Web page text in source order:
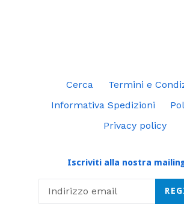
Cerca
Termini e
Informativa Spedizioni
Privacy policy
Iscriviti alla nostra